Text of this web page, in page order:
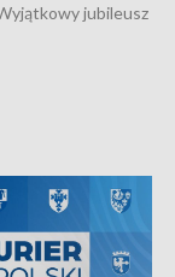
jubileusz